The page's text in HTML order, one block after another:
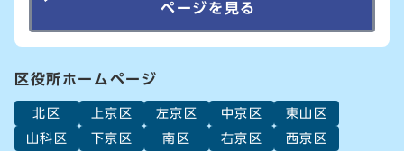
ページを見る
区役所ホームページ
北区 上京区 左京区 中京区
東山区
山科区
下京区 南区 右京区
西京区